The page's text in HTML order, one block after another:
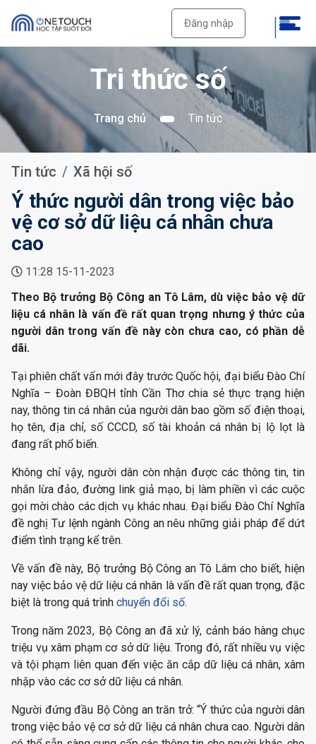
Đăng nhập
Tri thức số
Trang chủ Tin tức
Tin tức Xã hội số
Ý thức người dân trong việc bảo
vệ cơ sở dữ liệu cá nhân chưa
cao
11:28 15-11-2023
Theo Bộ trưởng Bộ Công an Tô Lâm, dù việc bảo vệ dữ
liệu cá nhân là vấn đề rất quan trọng nhưng ý thức của
người dân trong vấn đề này còn chưa cao, có phần dễ
dãi.
Tại phiên chất vấn mới đây trước Quốc hội, đại biểu Đào Chí
Nghĩa – Đoàn ĐBQH tỉnh Cần Thơ chia sẻ thực trạng hiện
nay, thông tin cá nhân của người dân bao gồm số điện thoại,
họ tên, địa chỉ, số CCCD, số tài khoản cá nhân bị lộ lọt là
đang rất phổ biến.
Không chỉ vậy, người dân còn nhận được các thông tin, tin
nhắn lừa đảo, đường link giả mạo, bị làm phiền vì các cuộc
gọi mời chào các dịch vụ khác nhau. Đại biểu Đào Chí Nghĩa
đề nghị Tư lệnh ngành Công an nêu những giải pháp để dứt
điểm tình trạng kể trên.
Về vấn đề này, Bộ trưởng Bộ Công an Tô Lâm cho biết, hiện
nay việc bảo vệ dữ liệu cá nhân là vấn đề rất quan trọng, đặc
biệt là trong quá trình chuyển đổi số.
Trong năm 2023, Bộ Công an đã xử lý, cảnh báo hàng chục
triệu vụ xâm phạm cơ sở dữ liệu. Trong đó, rất nhiều vụ việc
và tội phạm liên quan đến việc ăn cắp dữ liệu cá nhân, xâm
nhập vào các cơ sở dữ liệu cá nhân.
Người đứng đầu Bộ Công an trăn trở: “Ý thức của người dân
trong việc bảo vệ cơ sở dữ liệu cá nhân chưa cao. Người dân